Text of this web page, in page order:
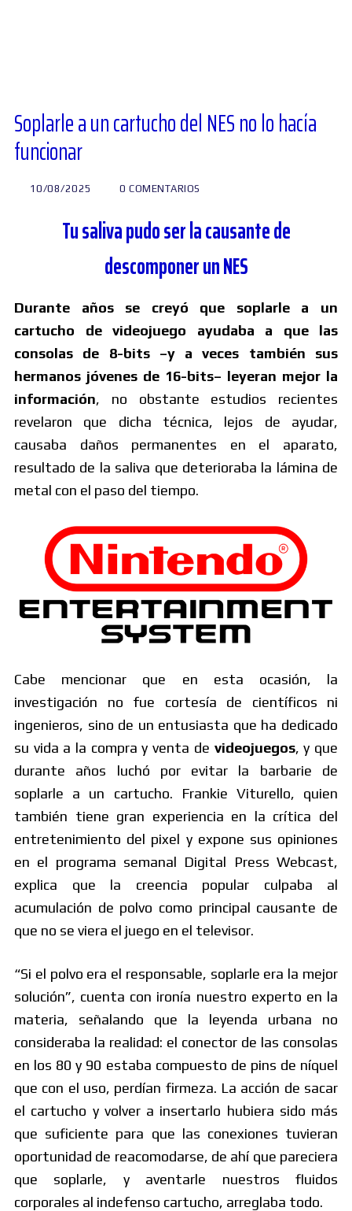
Buscar:
Soplarle a un cartucho del NES no lo hacía
funcionar
10/08/2025 0 COMENTARIOS
Tu saliva pudo ser la causante de
descomponer un NES
Durante años se creyó que soplarle a un
cartucho de videojuego ayudaba a que las
consolas de 8-bits –y a veces también sus
hermanos jóvenes de 16-bits– leyeran mejor la
información, no obstante estudios recientes
revelaron que dicha técnica, lejos de ayudar,
causaba daños permanentes en el aparato,
resultado de la saliva que deterioraba la lámina de
metal con el paso del tiempo.
Cabe mencionar que en esta ocasión, la
investigación no fue cortesía de científicos ni
ingenieros, sino de un entusiasta que ha dedicado
su vida a la compra y venta de videojuegos, y que
durante años luchó por evitar la barbarie de
soplarle a un cartucho. Frankie Viturello, quien
también tiene gran experiencia en la crítica del
entretenimiento del pixel y expone sus opiniones
en el programa semanal Digital Press Webcast,
explica que la creencia popular culpaba al
acumulación de polvo como principal causante de
que no se viera el juego en el televisor.
“Si el polvo era el responsable, soplarle era la mejor
solución”, cuenta con ironía nuestro experto en la
materia, señalando que la leyenda urbana no
consideraba la realidad: el conector de las consolas
en los 80 y 90 estaba compuesto de pins de níquel
que con el uso, perdían firmeza. La acción de sacar
el cartucho y volver a insertarlo hubiera sido más
que suficiente para que las conexiones tuvieran
oportunidad de reacomodarse, de ahí que pareciera
que soplarle, y aventarle nuestros fluidos
corporales al indefenso cartucho, arreglaba todo.